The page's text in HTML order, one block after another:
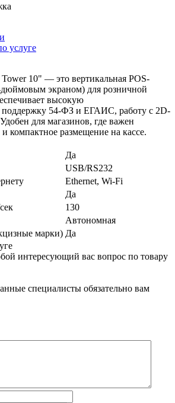
услуге
10" — это вертикальная POS-
дюймовым экраном) для розничной
высокую
поддержку 54-ФЗ и ЕГАИС, работу с 2D-
для магазинов, где важен
компактное размещение на кассе.
Да
USB/RS232
Ethernet, Wi-Fi
Да
130
Автономная
марки) Да
интересующий вас вопрос по товару
специалисты обязательно вам